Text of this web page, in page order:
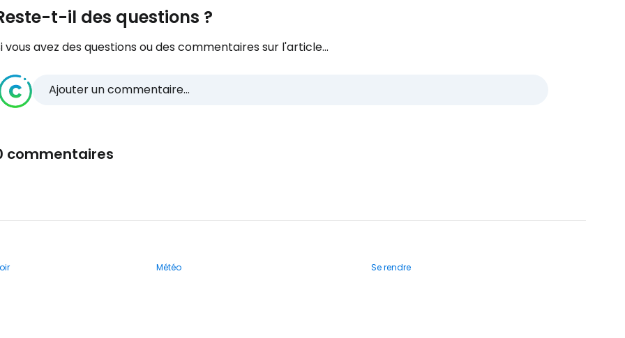
t-il des questions ?
vous avez des questions ou des commentaires sur l'article...
Ajouter un commentaire...
commentaires
Météo
Se rendre